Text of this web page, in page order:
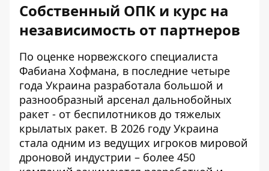
Собственный ОПК и курс на
независимость от партнеров
По оценке норвежского специалиста
Фабиана Хофмана, в последние четыре
года Украина разработала большой и
разнообразный арсенал дальнобойных
ракет - от беспилотников до тяжелых
крылатых ракет. В 2026 году Украина
стала одним из ведущих игроков мировой
дроновой индустрии – более 450